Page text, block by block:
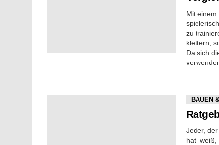
Mit einem
zu
klettern,
Da sich
BAUEN
Jeder,
hat, weiß,